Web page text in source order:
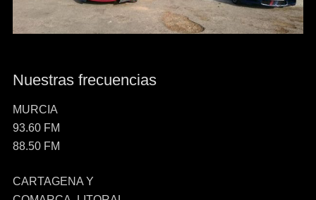
Nuestras frecuencias
MURCIA
93.60 FM
88.50 FM
CARTAGENA Y